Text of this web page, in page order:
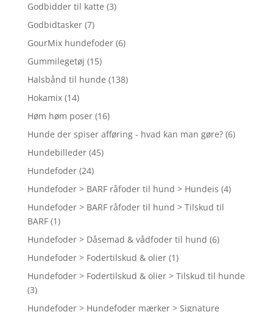
Godbidder til katte (3)
Godbidtasker (7)
GourMix hundefoder (6)
Gummilegetøj (15)
Halsbånd til hunde (138)
Hokamix (14)
Høm høm poser (16)
Hunde der spiser afføring - hvad kan man gøre? (6)
Hundebilleder (45)
Hundefoder (24)
Hundefoder > BARF råfoder til hund > Hundeis (4)
Hundefoder > BARF råfoder til hund > Tilskud til
BARF (1)
Hundefoder > Dåsemad & vådfoder til hund (6)
Hundefoder > Fodertilskud & olier (1)
Hundefoder > Fodertilskud & olier > Tilskud til hunde
(3)
Hundefoder > Hundefoder mærker > Signature